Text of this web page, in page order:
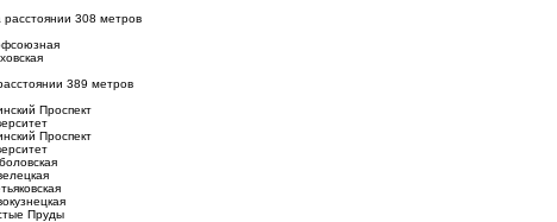
308 метров
389 метров
Проспект
Проспект
Пруды